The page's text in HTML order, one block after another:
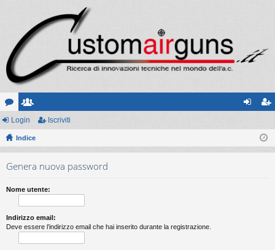
or
u
sc
ritt riv
Login Iscriviti
Indice
Genera nuova password
Nome utente:
Indirizzo email:
Deve essere l’indirizzo email che hai inserito durante la registrazione.